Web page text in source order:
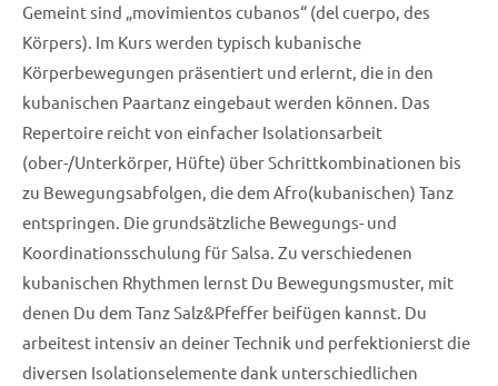
Gemeint sind „movimientos cubanos“ (del cuerpo, des
Körpers). Im Kurs werden typisch kubanische
Körperbewegungen präsentiert und erlernt, die in den
kubanischen Paartanz eingebaut werden können. Das
Repertoire reicht von einfacher Isolationsarbeit
(ober-/Unterkörper, Hüfte) über Schrittkombinationen bis
zu Bewegungsabfolgen, die dem Afro(kubanischen) Tanz
entspringen. Die grundsätzliche Bewegungs- und
Koordinationsschulung für Salsa. Zu verschiedenen
kubanischen Rhythmen lernst Du Bewegungsmuster, mit
denen Du dem Tanz Salz&Pfeffer beifügen kannst. Du
arbeitest intensiv an deiner Technik und perfektionierst die
diversen Isolationselemente dank unterschiedlichen